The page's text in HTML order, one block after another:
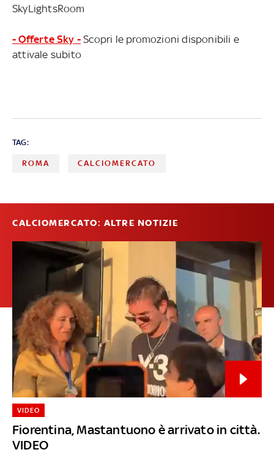
SkyLightsRoom
- Offerte Sky - Scopri le promozioni disponibili e
attivale subito
TAG:
ROMA CALCIOMERCATO
CALCIOMERCATO: ALTRE NOTIZIE
Fiorentina, Mastantuono è arrivato in città.
VIDEO
VIDEO